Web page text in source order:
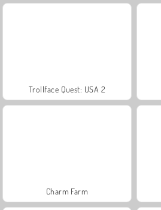
Trollface Quest: USA 2
Charm Farm